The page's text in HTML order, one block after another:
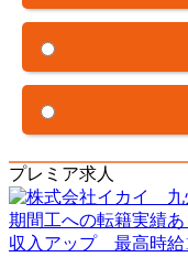
プレミア求人